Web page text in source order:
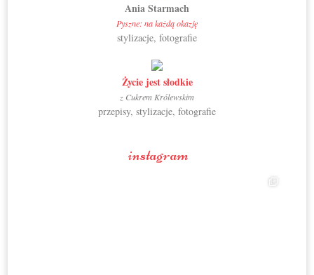
Ania Starmach
Pyszne: na każdą okazję
stylizacje, fotografie
Życie jest słodkie
z Cukrem Królewskim
przepisy, stylizacje, fotografie
instagram